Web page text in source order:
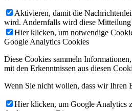
Aktivieren, damit die
wird. Andernfalls wird diese Mitteilung
Hier klicken, um notwendige
Google Analytics Cookies
Diese Cookies sammeln
mit den Erkenntnissen aus diesen
Wenn Sie nicht wollen, dass wir Ihren
Hier klicken, um Google Analytics